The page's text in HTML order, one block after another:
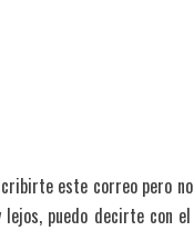
este correo pero
puedo decirte con